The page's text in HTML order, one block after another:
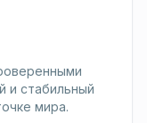
и стабильный
мира.